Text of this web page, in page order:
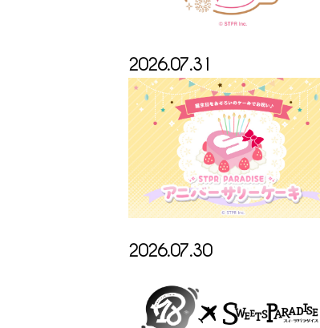
2026.07.31
2026.07.30